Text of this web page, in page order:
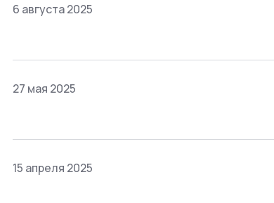
6 августа 2025
27 мая 2025
15 апреля 2025